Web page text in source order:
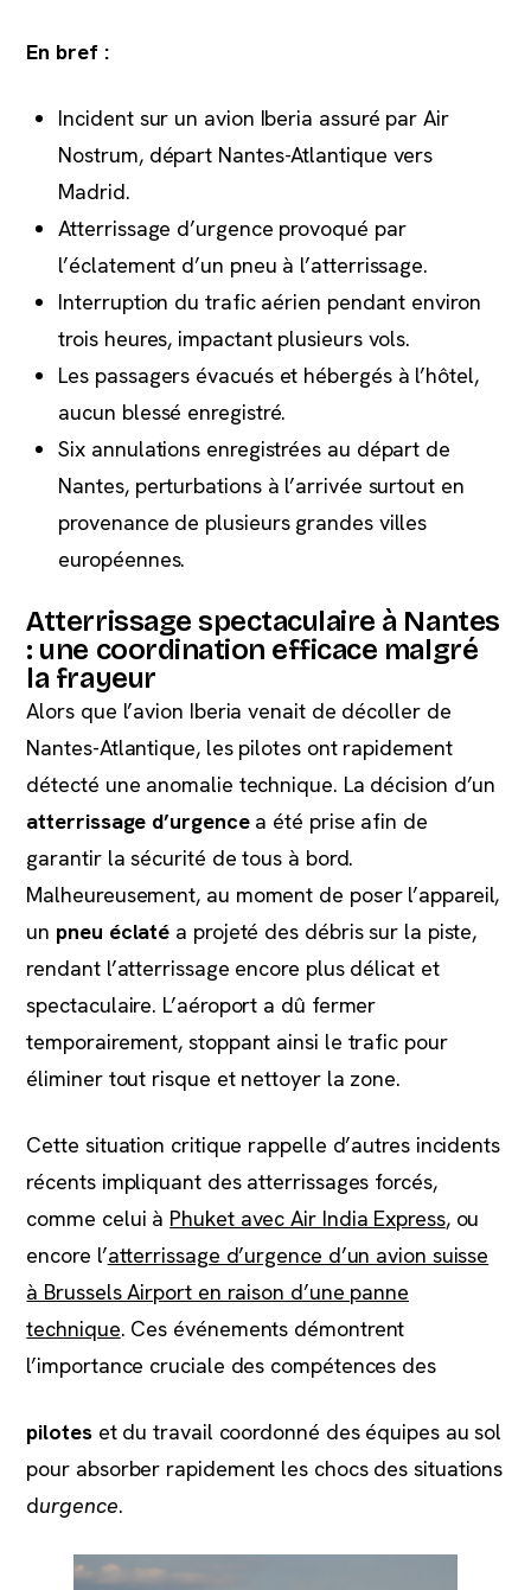
En bref :
Incident sur un avion Iberia assuré par Air
Nostrum, départ Nantes-Atlantique vers
Madrid.
Atterrissage d’urgence provoqué par
l’éclatement d’un pneu à l’atterrissage.
Interruption du trafic aérien pendant environ
trois heures, impactant plusieurs vols.
Les passagers évacués et hébergés à l’hôtel,
aucun blessé enregistré.
Six annulations enregistrées au départ de
Nantes, perturbations à l’arrivée surtout en
provenance de plusieurs grandes villes
européennes.
Atterrissage spectaculaire à Nantes
: une coordination efficace malgré
la frayeur
Alors que l’avion Iberia venait de décoller de
Nantes-Atlantique, les pilotes ont rapidement
détecté une anomalie technique. La décision d’un
atterrissage d’urgencea été prise afin de
garantir la sécurité de tous à bord.
Malheureusement, au moment de poser l’appareil,
un pneu éclaté a projeté des débris sur la piste,
rendant l’atterrissage encore plus délicat et
spectaculaire. L’aéroport a dû fermer
temporairement, stoppant ainsi le trafic pour
éliminer tout risque et nettoyer la zone.
Cette situation critique rappelle d’autres incidents
récents impliquant des atterrissages forcés,
comme celui à Phuket avec Air India Express, ou
encore l’atterrissage d’urgence d’un avion suisse
à Brussels Airport en raison d’une panne
technique. Ces événements démontrent
l’importance cruciale des compétences des
piloteset du travail coordonné des équipes au sol
pour absorber rapidement les chocs des situations
durgence.